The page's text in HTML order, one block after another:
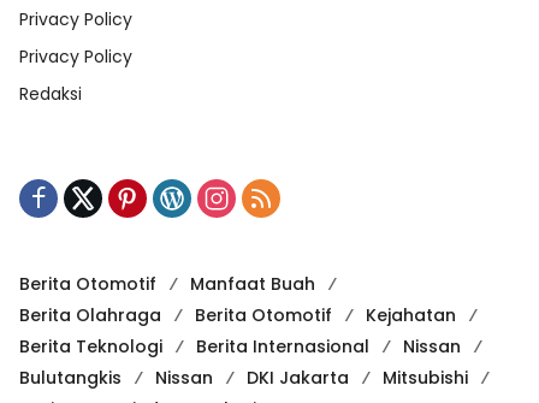
Privacy Policy
Privacy Policy
Redaksi
Berita Otomotif
Manfaat Buah
Berita Olahraga
Berita Otomotif
Kejahatan
Berita Teknologi
Berita Internasional
Nissan
Bulutangkis
Nissan DKI Jakarta
Mitsubishi